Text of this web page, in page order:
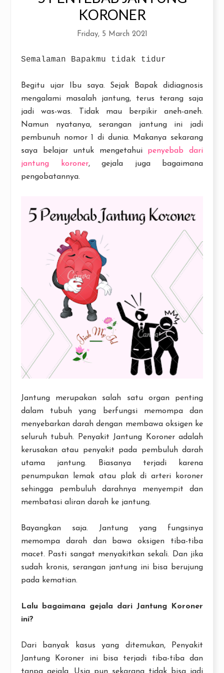
KORONER
Friday, 5 March 2021
Semalaman Bapakmu tidak tidur
Begitu ujar Ibu saya. Sejak Bapak didiagnosis
mengalami masalah jantung, terus terang saja
jadi was-was. Tidak mau berpikir aneh-aneh.
Namun nyatanya, serangan jantung ini jadi
pembunuh nomor 1 di dunia. Makanya sekarang
saya belajar untuk mengetahui penyebab dari
jantung koroner, gejala juga bagaimana
pengobatannya.
Jantung merupakan salah satu organ penting
dalam tubuh yang berfungsi memompa dan
menyebarkan darah dengan membawa oksigen ke
seluruh tubuh. Penyakit Jantung Koroner adalah
kerusakan atau penyakit pada pembuluh darah
utama jantung. Biasanya terjadi karena
penumpukan lemak atau plak di arteri koroner
sehingga pembuluh darahnya menyempit dan
membatasi aliran darah ke jantung.
Bayangkan saja. Jantung yang fungsinya
memompa darah dan bawa oksigen tiba-tiba
macet. Pasti sangat menyakitkan sekali. Dan jika
sudah kronis, serangan jantung ini bisa berujung
pada kematian.
Lalu bagaimana gejala dari Jantung Koroner
ini?
Dari banyak kasus yang ditemukan, Penyakit
Jantung Koroner ini bisa terjadi tiba-tiba dan